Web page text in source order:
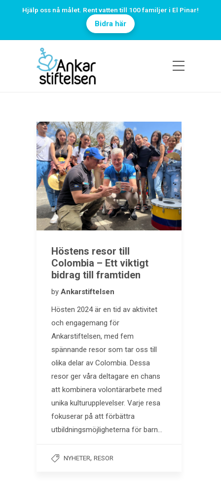
Hjälp oss nå målet. Rent vatten till 100 familjer i El Pinar!
Bidra här
Höstens resor till
Colombia – Ett viktigt
bidrag till framtiden
by Ankarstiftelsen
Hösten 2024 är en tid av aktivitet
och engagemang för
Ankarstiftelsen, med fem
spännande resor som tar oss till
olika delar av Colombia. Dessa
resor ger våra deltagare en chans
att kombinera volontärarbete med
unika kulturupplevelser. Varje resa
fokuserar på att förbättra
utbildningsmöjligheterna för barn…
NYHETER, RESOR